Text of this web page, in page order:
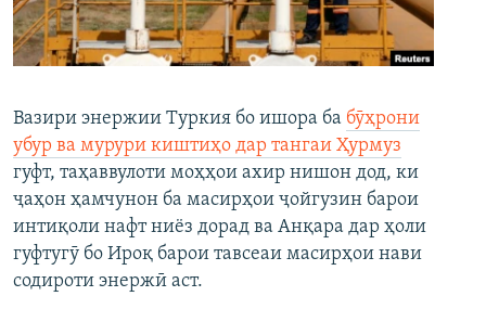
Вазири энержии Туркия бо ишора ба бӯҳрони
убур ва мурури киштиҳо дар тангаи Ҳурмуз
гуфт, таҳаввулоти моҳҳои ахир нишон дод, ки
ҷаҳон ҳамчунон ба масирҳои ҷойгузин барои
интиқоли нафт ниёз дорад ва Анқара дар ҳоли
гуфтугӯ бо Ироқ барои тавсеаи масирҳои нави
содироти энержӣ аст.